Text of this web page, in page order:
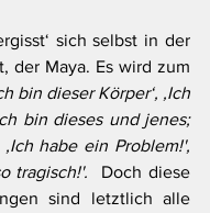
sich selbst in der
der Maya. Es wird zum
bin dieser Körper‘, ‚Ich
bin dieses und jenes;
habe ein Problem!',
tragisch!'.
Doch diese
sind letztlich alle